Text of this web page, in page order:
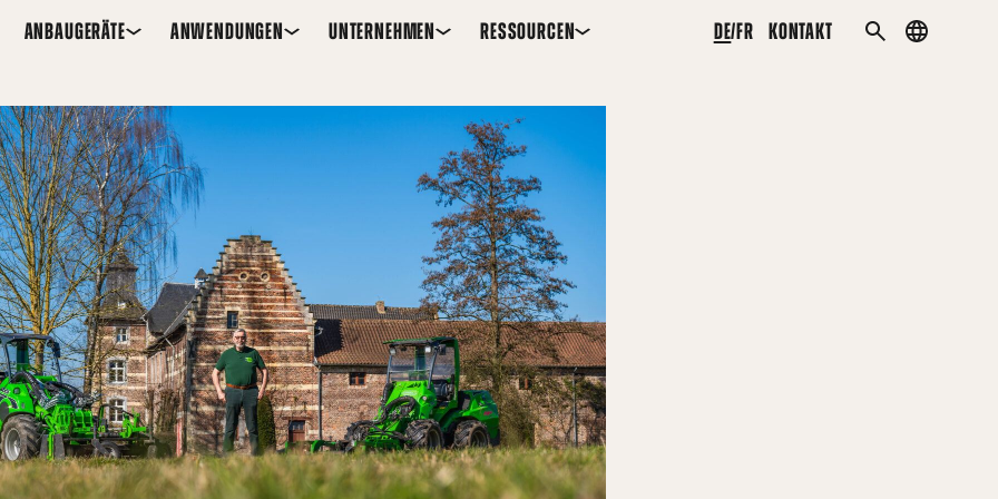
ANBAUGERÄTE ANWENDUNGEN UNTERNEHMEN RESSOURCEN DE FR KONTAKT
SUCHENCountry